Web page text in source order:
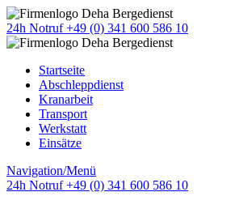
24h Notruf +49 (0) 341 600 586 10
Startseite
Abschleppdienst
Kranarbeit
Transport
Werkstatt
Einsätze
Navigation/Menü
24h Notruf +49 (0) 341 600 586 10